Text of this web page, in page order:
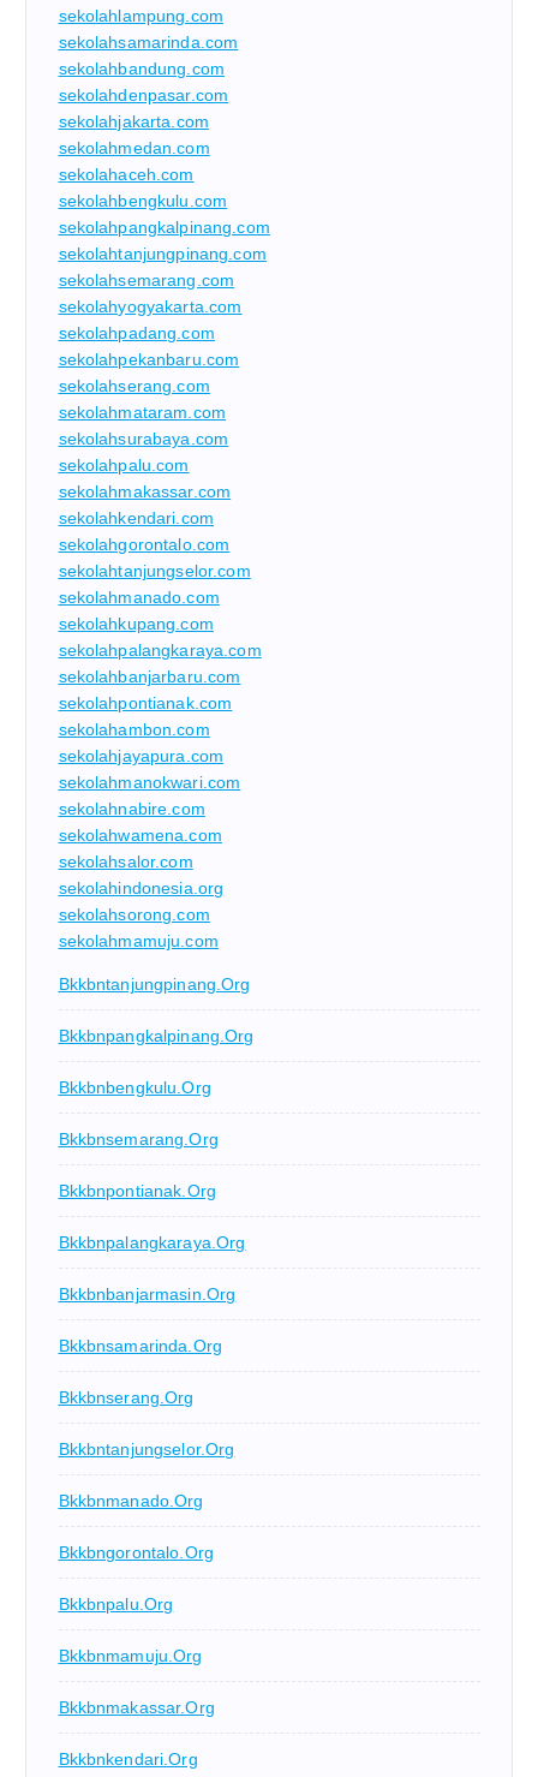
sekolahlampung.com
sekolahsamarinda.com
sekolahbandung.com
sekolahdenpasar.com
sekolahjakarta.com
sekolahmedan.com
sekolahaceh.com
sekolahbengkulu.com
sekolahpangkalpinang.com
sekolahtanjungpinang.com
sekolahsemarang.com
sekolahyogyakarta.com
sekolahpadang.com
sekolahpekanbaru.com
sekolahserang.com
sekolahmataram.com
sekolahsurabaya.com
sekolahpalu.com
sekolahmakassar.com
sekolahkendari.com
sekolahgorontalo.com
sekolahtanjungselor.com
sekolahmanado.com
sekolahkupang.com
sekolahpalangkaraya.com
sekolahbanjarbaru.com
sekolahpontianak.com
sekolahambon.com
sekolahjayapura.com
sekolahmanokwari.com
sekolahnabire.com
sekolahwamena.com
sekolahsalor.com
sekolahindonesia.org
sekolahsorong.com
sekolahmamuju.com
Bkkbntanjungpinang.org
Bkkbnpangkalpinang.org
Bkkbnbengkulu.org
Bkkbnsemarang.org
Bkkbnpontianak.org
Bkkbnpalangkaraya.org
Bkkbnbanjarmasin.org
Bkkbnsamarinda.org
Bkkbnserang.org
Bkkbntanjungselor.org
Bkkbnmanado.org
Bkkbngorontalo.org
Bkkbnpalu.org
Bkkbnmamuju.org
Bkkbnmakassar.org
Bkkbnkendari.org